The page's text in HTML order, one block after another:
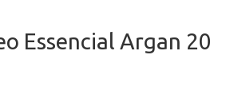
Essencial Argan 20